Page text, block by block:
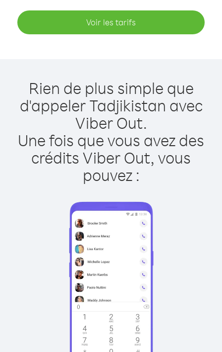
Voir les tarifs
Rien de plus simple que
d'appeler Tadjikistan avec
Viber Out.
Une fois que vous avez des
crédits Viber Out, vous
pouvez :